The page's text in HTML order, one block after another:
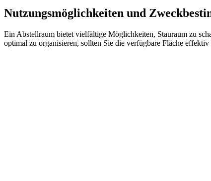
Nutzungsmöglichkeiten und
Ein Abstellraum bietet vielfältige Möglichkeiten, Stauraum zu
optimal zu organisieren, sollten Sie die verfügbare Fläche effektiv